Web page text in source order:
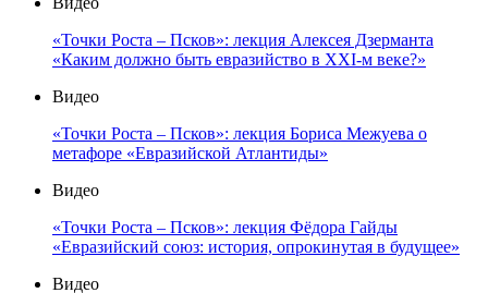
«Точки Роста – Псков»: лекция Алексея Дзерманта
«Каким должно быть евразийство в XXI-м веке?»
Видео
«Точки Роста – Псков»: лекция Бориса Межуева о
метафоре «Евразийской Атлантиды»
Видео
«Точки Роста – Псков»: лекция Фёдора Гайды
«Евразийский союз: история, опрокинутая в будущее»
Видео